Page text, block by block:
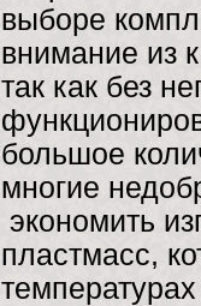
выборе
внимание из
так как без
большое
многие
экономить
пластмасс,